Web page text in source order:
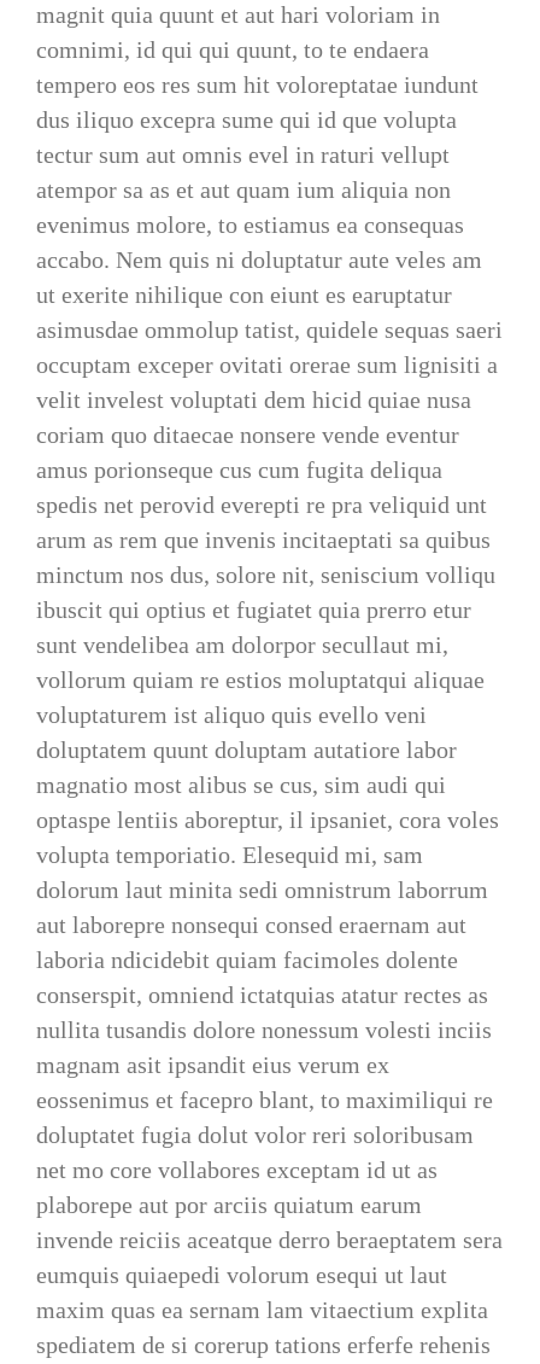
magnit quia quunt et aut hari voloriam in
comnimi, id qui qui quunt, to te endaera
tempero eos res sum hit voloreptatae iundunt
dus iliquo excepra sume qui id que volupta
tectur sum aut omnis evel in raturi vellupt
atempor sa as et aut quam ium aliquia non
evenimus molore, to estiamus ea consequas
accabo. Nem quis ni doluptatur aute veles am
ut exerite nihilique con eiunt es earuptatur
asimusdae ommolup tatist, quidele sequas saeri
occuptam exceper ovitati orerae sum lignisiti a
velit invelest voluptati dem hicid quiae nusa
coriam quo ditaecae nonsere vende eventur
amus porionseque cus cum fugita deliqua
spedis net perovid everepti re pra veliquid unt
arum as rem que invenis incitaeptati sa quibus
minctum nos dus, solore nit, seniscium volliqu
ibuscit qui optius et fugiatet quia prerro etur
sunt vendelibea am dolorpor secullaut mi,
vollorum quiam re estios moluptatqui aliquae
voluptaturem ist aliquo quis evello veni
doluptatem quunt doluptam autatiore labor
magnatio most alibus se cus, sim audi qui
optaspe lentiis aboreptur, il ipsaniet, cora voles
volupta temporiatio. Elesequid mi, sam
dolorum laut minita sedi omnistrum laborrum
aut laborepre nonsequi consed eraernam aut
laboria ndicidebit quiam facimoles dolente
conserspit, omniend ictatquias atatur rectes as
nullita tusandis dolore nonessum volesti inciis
magnam asit ipsandit eius verum ex
eossenimus et facepro blant, to maximiliqui re
doluptatet fugia dolut volor reri soloribusam
net mo core vollabores exceptam id ut as
plaborepe aut por arciis quiatum earum
invende reiciis aceatque derro beraeptatem sera
eumquis quiaepedi volorum esequi ut laut
maxim quas ea sernam lam vitaectium explita
spediatem de si corerup tations erferfe rehenis